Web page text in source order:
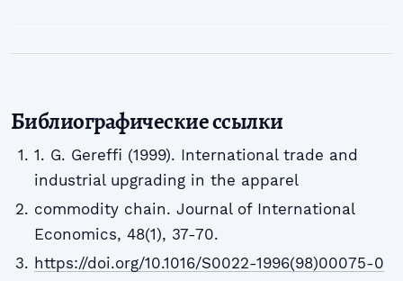
Библиографические ссылки
1. G. Gereffi (1999). International trade and
industrial upgrading in the apparel
commodity chain. Journal of International
Economics, 48(1), 37-70.
https://doi.org/10.1016/S0022-1996(98)00075-0